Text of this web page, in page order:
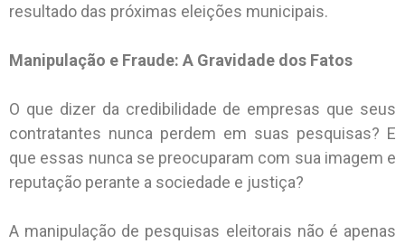
resultado das próximas eleições municipais.
Manipulação e Fraude: A Gravidade dos Fatos
O que dizer da credibilidade de empresas que seus
contratantes nunca perdem em suas pesquisas? E
que essas nunca se preocuparam com sua imagem e
reputação perante a sociedade e justiça?
A manipulação de pesquisas eleitorais não é apenas